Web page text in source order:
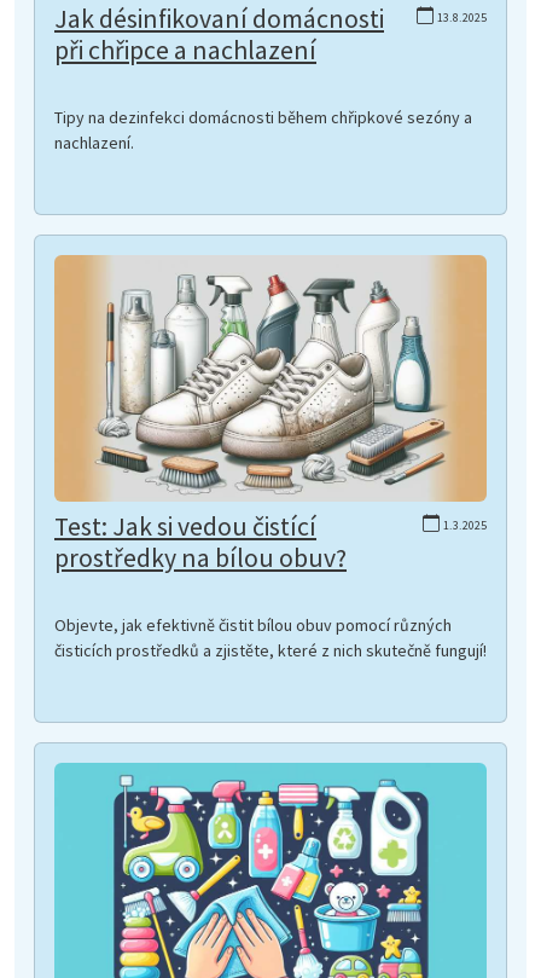
13.8.2025
Jak désinfikovaní domácnosti
při chřipce a nachlazení
Tipy na dezinfekci domácnosti během chřipkové sezóny a
nachlazení.
1.3.2025
Test: Jak si vedou čistící
prostředky na bílou obuv?
Objevte, jak efektivně čistit bílou obuv pomocí různých
čisticích prostředků a zjistěte, které z nich skutečně fungují!